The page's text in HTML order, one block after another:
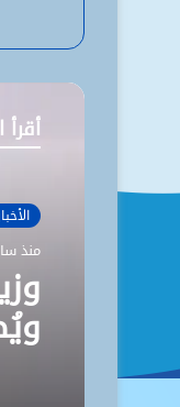
أقرأ
منذ